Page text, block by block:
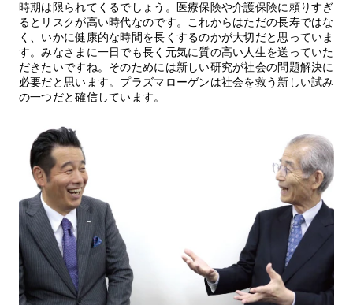
時期は限られてくるでしょう。医療保険や介護保険に頼りすぎ
るとリスクが高い時代なのです。これからはただの長寿ではな
く、いかに健康的な時間を長くするのかが大切だと思っていま
す。みなさまに一日でも長く元気に質の高い人生を送っていた
だきたいですね。そのためには新しい研究が社会の問題解決に
必要だと思います。プラズマローゲンは社会を救う新しい試み
の一つだと確信しています。